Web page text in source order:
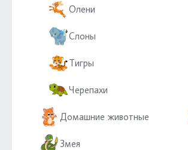
Олени
Слоны
Тигры
Черепахи
Домашние животные
Змея